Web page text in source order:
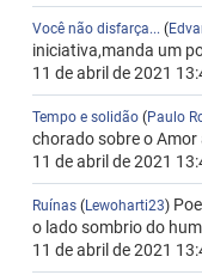
Você não disfarça... (
iniciativa,manda um
11 de abril de 2021
Tempo e solidão (Paulo
chorado sobre o
11 de abril de 2021
Ruínas (Lewoharti23)
o lado sombrio do
11 de abril de 2021